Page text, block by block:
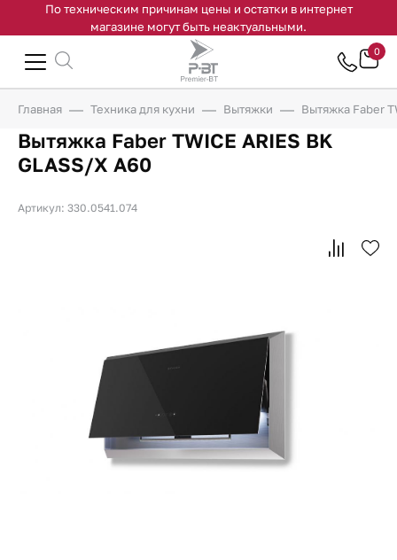
По техническим причинам цены и остатки в интернет
магазине могут быть неактуальными.
0
Главная Техника для кухни Вытяжки Вытяжка Faber
Вытяжка Faber TWICE ARIES BK
GLASS/X A60
Артикул: 330.0541.074